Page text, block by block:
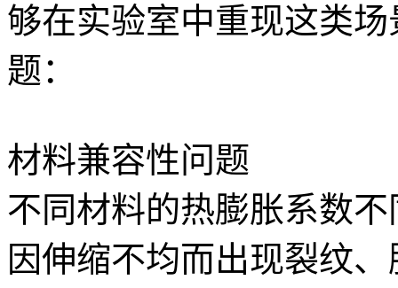
够在实验室中重现这类
题：
材料兼容性问题
不同材料的热膨胀系数
因伸缩不均而出现裂纹